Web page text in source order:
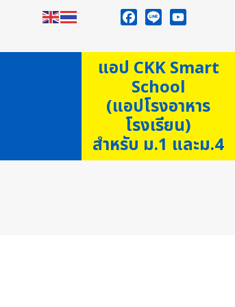
แอป CKK Smart
School
(แอปโรงอาหาร
โรงเรียน)
สำหรับ ม.1 และม.4